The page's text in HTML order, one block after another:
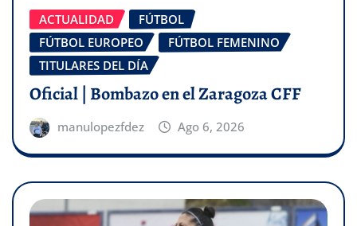
ACTUALIDAD
FÚTBOL
FÚTBOL EUROPEO
FÚTBOL FEMENINO
TITULARES DEL DÍA
Oficial | Bombazo en el Zaragoza CFF
manulopezfdez Ago 6, 2026